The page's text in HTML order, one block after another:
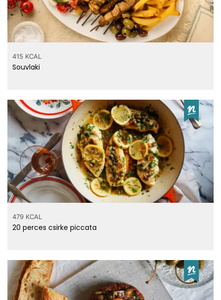
415 KCAL
Souvlaki
479 KCAL
20 perces csirke piccata